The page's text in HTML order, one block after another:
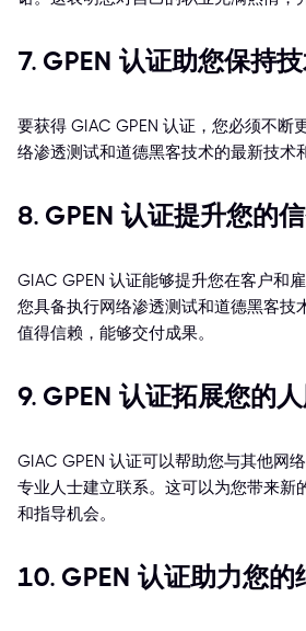
7. GPEN 认证助您保持
要获得 GIAC GPEN 认证，您必须不断
络渗透测试和道德黑客技术的最新技术
8. GPEN 认证提升您的
GIAC GPEN 认证能够提升您在客户和
您具备执行网络渗透测试和道德黑客技
值得信赖，能够交付成果。
9. GPEN 认证拓展您的
GIAC GPEN 认证可以帮助您与其他网
专业人士建立联系。这可以为您带来新
和指导机会。
10. GPEN 认证助力您的